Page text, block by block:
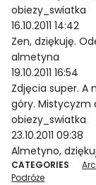
obiezy_swiatka
16.10.2011 14:42
Zen, dziękuję.
almetyna
19.10.2011 16:54
Zdjęcia super. A
góry. Mistycyzm
obiezy_swiatka
23.10.2011 09:38
Almetyno,
CATEGORIES
Podróże